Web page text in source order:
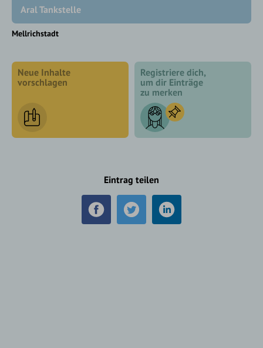
Aral Tankstelle
Mellrichstadt
Neue Inhalte
vorschlagen
Registriere dich,
um dir Einträge
zu merken
Eintrag teilen